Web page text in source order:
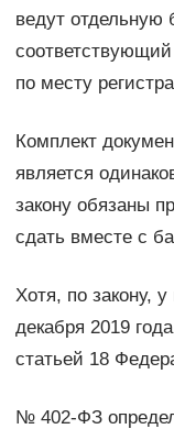
ведут
по месту
Комплект
является
закону обязаны
сдать вместе с
Хотя, по закону,
декабря 2019
статьей 18
№ 402-ФЗ